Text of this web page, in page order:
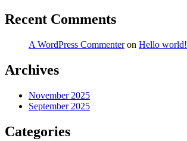
Recent Comments
A WordPress Commenteron Hello world!
Archives
November 2025
September 2025
Categories